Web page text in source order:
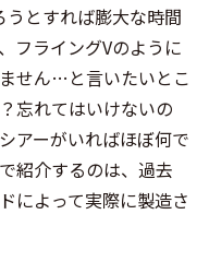
とすれば膨大な時間
フライングVのように
せん…と言いたいとこ
忘れてはいけないの
アーがいればほぼ何で
紹介するのは、過去
によって実際に製造さ